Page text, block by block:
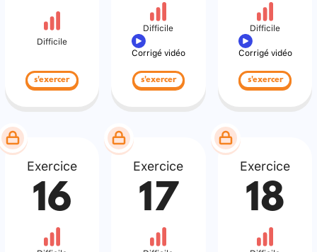
Difficile
s'exercer
Difficile
Corrigé vidéo
s'exercer
Difficile
Corrigé vidéo
s'exercer
Exercice
16
Exercice
17
Exercice
18